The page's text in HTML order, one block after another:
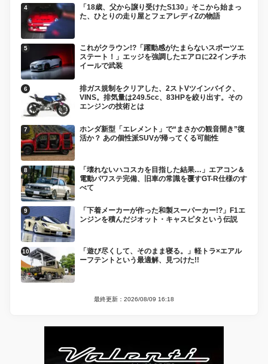
「18歳、父から譲り受けたS130」そこから始まっ
た、ひとりの走り屋とフェアレディZの物語
これがクラウン!?「躍動感がたまらないスポーツエ
ステート！」エッジを強調したエアロに22インチホ
イールで武装
排ガス規制をクリアした、2ストVツインバイク、
VINS。排気量は249.5cc、83HPを絞り出す。その
エンジンの技術とは
ホンダ新型「エレメント」で“まさかの観音開き”復
活か？ あの個性派SUVが帰ってくる可能性
「壊れないハコスカを目指した結果…」エアコン＆
電動パワステ完備、旧車の常識を覆すGT-R仕様のす
べて
「下着メーカーが作った和製スーパーカー!?」F1エ
ンジンを積んだジオット・キャスピタという伝説
「遊び尽くして、そのまま寝る。」軽トラ×エアル
ーフテントという最適解、見つけた!!
最終更新：2026/08/09 16:18